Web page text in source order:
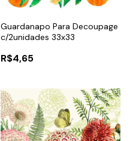
Guardanapo Para Decoupage
c/2unidades 33x33
R$4,65